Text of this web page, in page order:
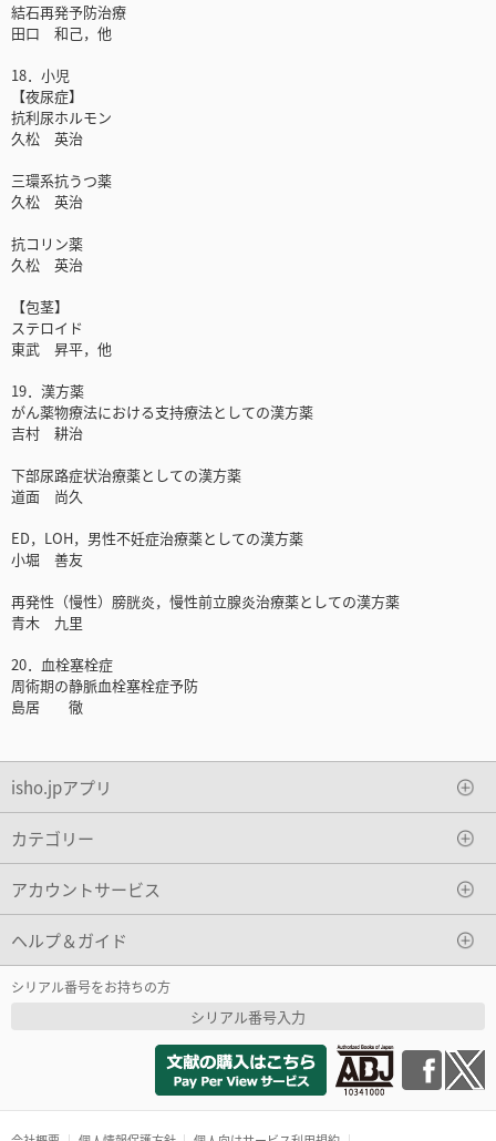
結石再発予防治療
田口 和己，他
18．小児
【夜尿症】
抗利尿ホルモン
久松 英治
三環系抗うつ薬
久松 英治
抗コリン薬
久松 英治
【包茎】
ステロイド
東武 昇平，他
19．漢方薬
がん薬物療法における支持療法としての漢方薬
吉村 耕治
下部尿路症状治療薬としての漢方薬
道面 尚久
ED，LOH，男性不妊症治療薬としての漢方薬
小堀 善友
再発性（慢性）膀胱炎，慢性前立腺炎治療薬としての漢方薬
青木 九里
20．血栓塞栓症
周術期の静脈血栓塞栓症予防
島居 徹
isho.jpアプリ
カテゴリー
アカウントサービス
ヘルプ＆ガイド
シリアル番号をお持ちの方
シリアル番号入力